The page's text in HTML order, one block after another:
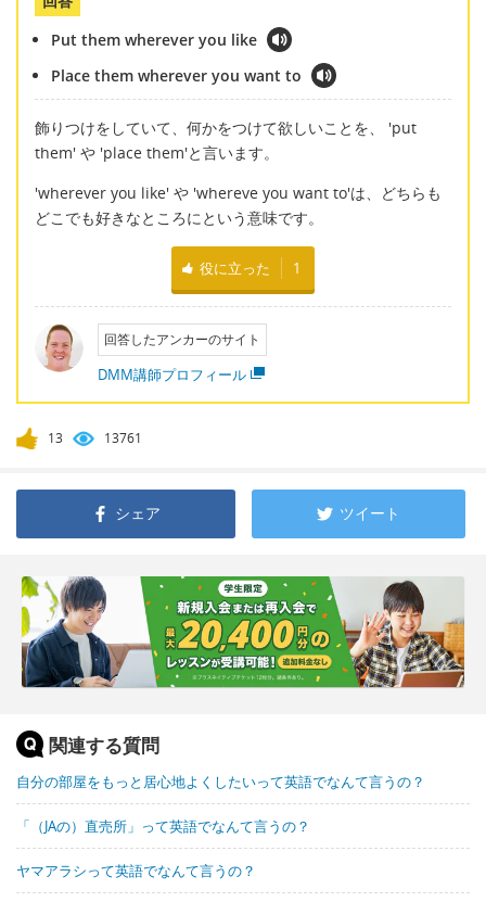
Put them wherever you like
Place them wherever you want to
飾りつけをしていて、何かをつけて欲しいことを、 'put
them' や 'place them'と言います。
'wherever you like' や 'whereve you want to'は、どちらも
どこでも好きなところにという意味です。
役に立った 1
回答したアンカーのサイト
DMM講師プロフィール
13 13761
シェア ツイート
関連する質問
自分の部屋をもっと居心地よくしたいって英語でなんて言うの？
「（JAの）直売所」って英語でなんて言うの？
ヤマアラシって英語でなんて言うの？